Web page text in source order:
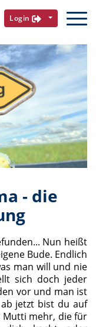
Login
- die
Nun heißt
Bude. Endlich
man will und nie
sich doch jeder
vor und man ist
jetzt bist du auf
Mutti mehr, die für